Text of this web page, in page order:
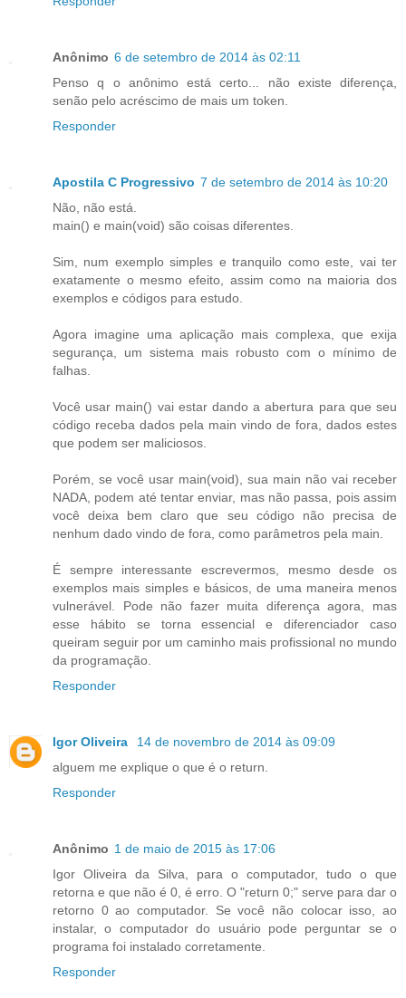
Anônimo 6 de setembro de 2014 às 02:11
Penso q o anônimo está certo... não existe diferença,
senão pelo acréscimo de mais um token.
Responder
Apostila C Progressivo 7 de setembro de 2014 às 10:20
Não, não está.
main() e main(void) são coisas diferentes.
Sim, num exemplo simples e tranquilo como este, vai ter
exatamente o mesmo efeito, assim como na maioria dos
exemplos e códigos para estudo.
Agora imagine uma aplicação mais complexa, que exija
segurança, um sistema mais robusto com o mínimo de
falhas.
Você usar main() vai estar dando a abertura para que seu
código receba dados pela main vindo de fora, dados estes
que podem ser maliciosos.
Porém, se você usar main(void), sua main não vai receber
NADA, podem até tentar enviar, mas não passa, pois assim
você deixa bem claro que seu código não precisa de
nenhum dado vindo de fora, como parâmetros pela main.
É sempre interessante escrevermos, mesmo desde os
exemplos mais simples e básicos, de uma maneira menos
vulnerável. Pode não fazer muita diferença agora, mas
esse hábito se torna essencial e diferenciador caso
queiram seguir por um caminho mais profissional no mundo
da programação.
Responder
Igor Oliveira
14 de novembro de 2014 às 09:09
alguem me explique o que é o return.
Responder
Anônimo 1 de maio de 2015 às 17:06
Igor Oliveira da Silva, para o computador, tudo o que
retorna e que não é 0, é erro. O "return 0;" serve para dar o
retorno 0 ao computador. Se você não colocar isso, ao
instalar, o computador do usuário pode perguntar se o
programa foi instalado corretamente.
Responder